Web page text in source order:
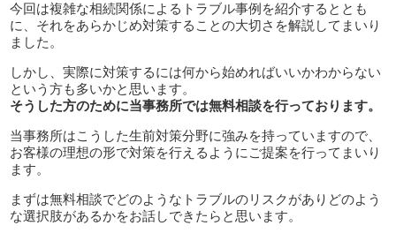
今回は複雑な相続関係によるトラブル事例を紹介するととも
に、それをあらかじめ対策することの大切さを解説してまいり
ました。
しかし、実際に対策するには何から始めればいいかわからない
という方も多いかと思います。
そうした方のために当事務所では無料相談を行っております。
当事務所はこうした生前対策分野に強みを持っていますので、
お客様の理想の形で対策を行えるようにご提案を行ってまいり
ます。
まずは無料相談でどのようなトラブルのリスクがありどのよう
な選択肢があるかをお話しできたらと思います。